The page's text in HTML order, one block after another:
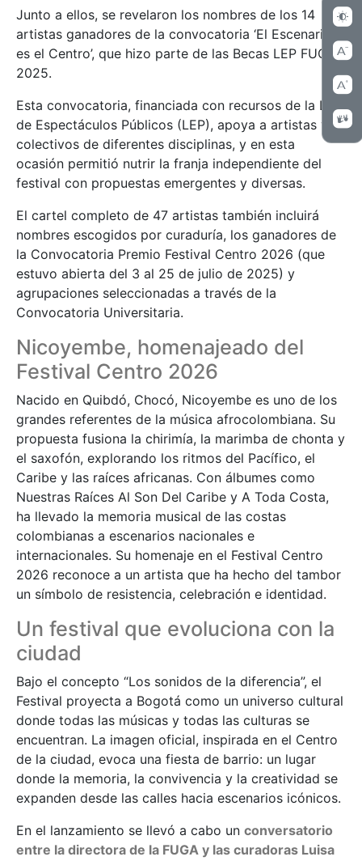
Junto a ellos, se revelaron los nombres de los 14
artistas ganadores de la convocatoria ‘El Escenario
es el Centro’, que hizo parte de las Becas LEP FUGA
2025.
Esta convocatoria, financiada con recursos de la Ley
de Espectáculos Públicos (LEP), apoya a artistas y
colectivos de diferentes disciplinas, y en esta
ocasión permitió nutrir la franja independiente del
festival con propuestas emergentes y diversas.
El cartel completo de 47 artistas también incluirá
nombres escogidos por curaduría, los ganadores de
la Convocatoria Premio Festival Centro 2026 (que
estuvo abierta del 3 al 25 de julio de 2025) y
agrupaciones seleccionadas a través de la
Convocatoria Universitaria.
Nicoyembe, homenajeado del
Festival Centro 2026
Nacido en Quibdó, Chocó, Nicoyembe es uno de los
grandes referentes de la música afrocolombiana. Su
propuesta fusiona la chirimía, la marimba de chonta y
el saxofón, explorando los ritmos del Pacífico, el
Caribe y las raíces africanas. Con álbumes como
Nuestras Raíces Al Son Del Caribe y A Toda Costa,
ha llevado la memoria musical de las costas
colombianas a escenarios nacionales e
internacionales. Su homenaje en el Festival Centro
2026 reconoce a un artista que ha hecho del tambor
un símbolo de resistencia, celebración e identidad.
Un festival que evoluciona con la
ciudad
Bajo el concepto “Los sonidos de la diferencia”, el
Festival proyecta a Bogotá como un universo cultural
donde todas las músicas y todas las culturas se
encuentran. La imagen oficial, inspirada en el Centro
de la ciudad, evoca una fiesta de barrio: un lugar
donde la memoria, la convivencia y la creatividad se
expanden desde las calles hacia escenarios icónicos.
En el lanzamiento se llevó a cabo un conversatorio
entre la directora de la FUGA y las curadoras Luisa